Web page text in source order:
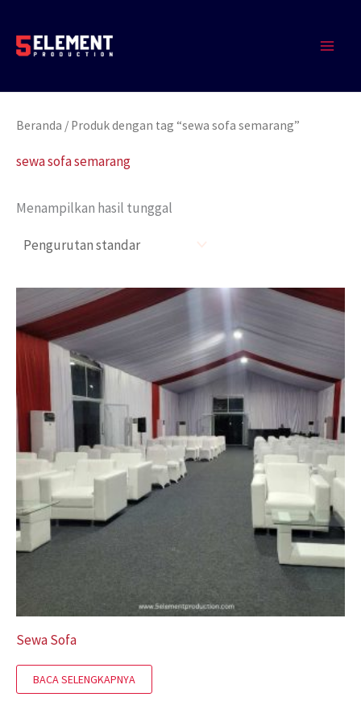
konten
Beranda / Produk dengan tag “sewa sofa semarang”
sewa sofa semarang
Menampilkan hasil tunggal
Sewa Sofa
BACA SELENGKAPNYA